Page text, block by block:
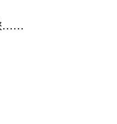
……